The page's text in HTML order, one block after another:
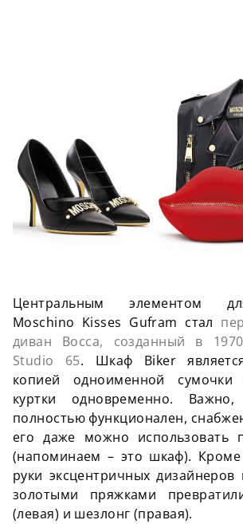
Центральным элементом
Moschino Kisses Gufram стал
диван Bocca, созданный в
Studio 65. Шкаф Biker
копией одноименной сумочки
куртки одновременно.
полностью функционален,
его даже можно использовать
(напоминаем – это шкаф). Кроме
руки эксцентричных дизайнеров
золотыми пряжками
(левая) и шезлонг (правая).